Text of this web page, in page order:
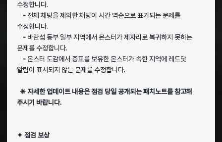
수정합니다.
-전체 채팅을 제외한 채팅이 시간 역순으로 표기되는 문제를
수정합니다.
- 바란섬 동부 일부 지역에서 몬스터가 제자리로 복귀하지 못하는
문제를 수정합니다.
-몬스터 도감에서 증표를 보유한 몬스터가 속한 지역에 레드닷
알림이 표시되지 않는 문제를 수정합니다.
❈ 자세한 업데이트 내용은 점검 당일 공개되는 패치노트를 참고해
주시기 바랍니다.
✦ 점검 보상